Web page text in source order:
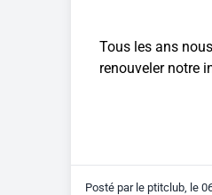
Tous les ans
renouveler notre
Posté par le ptitclub, le